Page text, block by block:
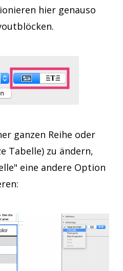
hier genauso
ganzen Reihe oder
Tabelle) zu ändern,
eine andere Option